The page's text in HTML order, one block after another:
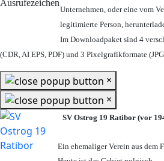
Unternehmen, oder eine vom
legitimierte Person,
Im Downloadpaket sind 4
(CDR, AI EPS, PDF) und 3 Pixelgrafikformate
×
×
SV Ostrog 19 Ratibor (vor
Ein ehemaliger Verein aus dem